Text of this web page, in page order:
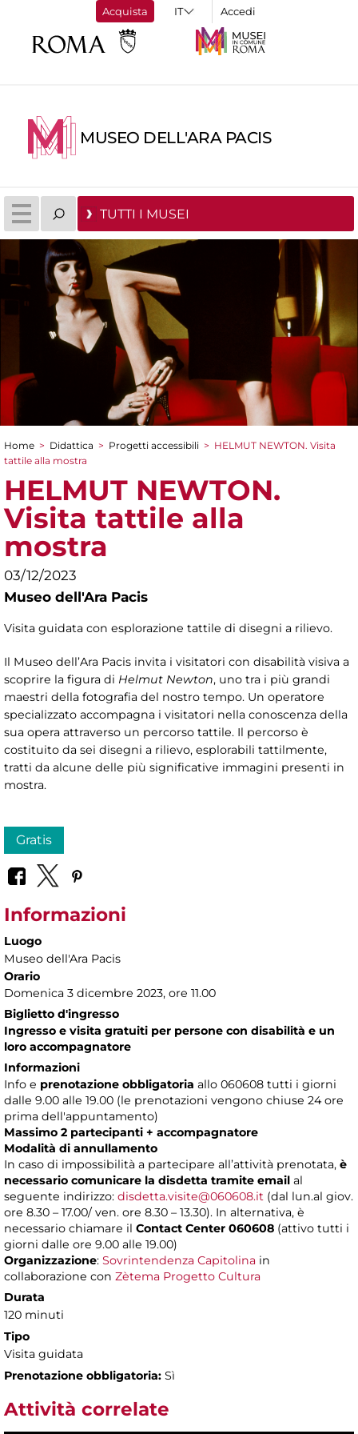
Acquista Accedi
MUSEO DELL'ARA PACIS
TUTTI I MUSEI
Tu sei qui
Home > Didattica > Progetti accessibili > HELMUT NEWTON. Visita
tattile alla mostra
HELMUT NEWTON.
Visita tattile alla
mostra
03/12/2023
Museo dell'Ara Pacis
Visita guidata con esplorazione tattile di disegni a rilievo.
Il Museo dell’Ara Pacis invita i visitatori con disabilità visiva a
scoprire la figura di Helmut Newton, uno tra i più grandi
maestri della fotografia del nostro tempo. Un operatore
specializzato accompagna i visitatori nella conoscenza della
sua opera attraverso un percorso tattile. Il percorso è
costituito da sei disegni a rilievo, esplorabili tattilmente,
tratti da alcune delle più significative immagini presenti in
mostra.
Gratis
Informazioni
Luogo
Museo dell'Ara Pacis
Orario
Domenica 3 dicembre 2023, ore 11.00
Biglietto d'ingresso
Ingresso e visita gratuiti per persone con disabilità e un
loro accompagnatore
Informazioni
Info e prenotazione obbligatoria allo 060608 tutti i giorni
dalle 9.00 alle 19.00 (le prenotazioni vengono chiuse 24 ore
prima dell'appuntamento)
Massimo 2 partecipanti + accompagnatore
Modalità di annullamento
In caso di impossibilità a partecipare all’attività prenotata, è
necessario comunicare la disdetta tramite email al
seguente indirizzo: disdetta.visite@060608.it (dal lun.al giov.
ore 8.30 – 17.00/ ven. ore 8.30 – 13.30). In alternativa, è
necessario chiamare il Contact Center 060608 (attivo tutti i
giorni dalle ore 9.00 alle 19.00)
Organizzazione: Sovrintendenza Capitolina in
collaborazione con Zètema Progetto Cultura
Durata
120 minuti
Tipo
Visita guidata
Prenotazione obbligatoria: Sì
Attività correlate